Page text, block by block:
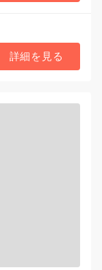
詳細を見る